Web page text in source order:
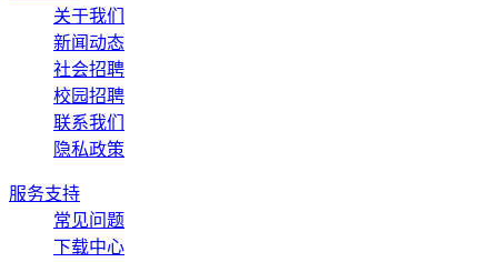
关于我们
新闻动态
社会招聘
校园招聘
联系我们
隐私政策
服务支持
常见问题
下载中心